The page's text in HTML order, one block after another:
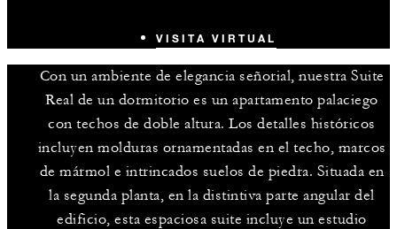
VISITA VIRTUAL
Con un ambiente de elegancia señorial, nuestra Suite
Real de un dormitorio es un apartamento palaciego
con techos de doble altura. Los detalles históricos
incluyen molduras ornamentadas en el techo, marcos
de mármol e intrincados suelos de piedra. Situada en
la segunda planta, en la distintiva parte angular del
edificio, esta espaciosa suite incluye un estudio